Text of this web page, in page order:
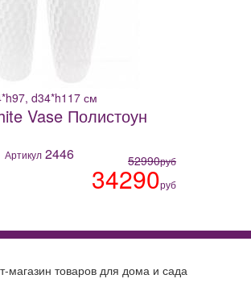
d34*h117 см
Vase Полистоун
Артикул 2446 52990руб
34290руб
магазин товаров для дома и сада